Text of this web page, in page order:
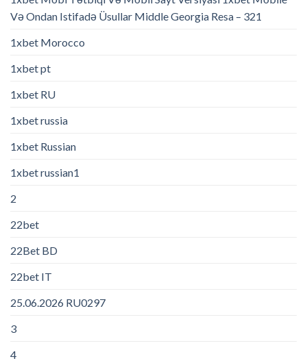
Və Ondan Istifadə Üsullar Middle Georgia Resa – 321
1xbet Morocco
1xbet pt
1xbet RU
1xbet russia
1xbet Russian
1xbet russian1
2
22bet
22Bet BD
22bet IT
25.06.2026 RU0297
3
4